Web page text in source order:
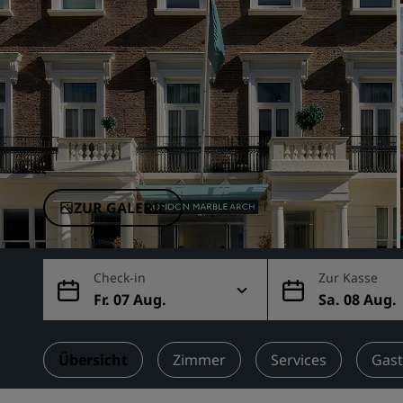
Verbundene Marken in China
ZUR GALERIE
Check-in
Fr. 07 Aug.
Zur Kasse
Sa. 08 Aug.
Übersicht Zimmer Services